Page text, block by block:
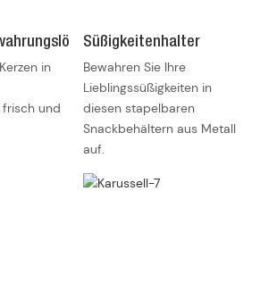
in
und
Süßigkeitenhalter
Bewahren Sie Ihre
Lieblingssüßigkeiten in
diesen stapelbaren
Snackbehältern aus Metall
auf.